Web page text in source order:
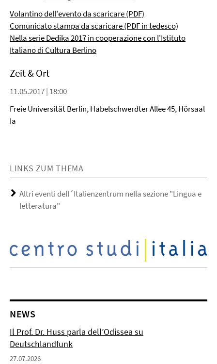
Volantino dell'evento da scaricare (PDF)
Comunicato stampa da scaricare (PDF in tedesco)
Nella serie Dedika 2017 in cooperazione con l'Istituto
Italiano di Cultura Berlino
Zeit & Ort
11.05.2017 | 18:00
Freie Universität Berlin, Habelschwerdter Allee 45, Hörsaal
Ia
LINKS ZUM THEMA
Altri eventi dell´Italienzentrum nella sezione "Lingua e
letteratura"
NEWS
Il Prof. Dr. Huss parla dell’Odissea su
Deutschlandfunk
27.07.2026